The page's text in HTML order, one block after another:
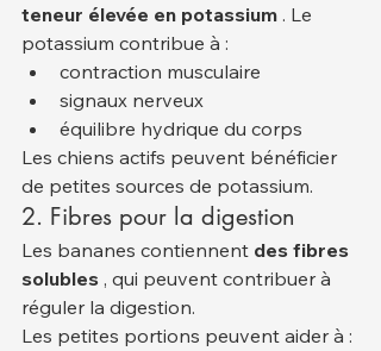
teneur élevée en potassium . Le
potassium contribue à :
contraction musculaire
signaux nerveux
équilibre hydrique du corps
Les chiens actifs peuvent bénéficier
de petites sources de potassium.
2. Fibres pour la digestion
Les bananes contiennent des fibres
solubles , qui peuvent contribuer à
réguler la digestion.
Les petites portions peuvent aider à :